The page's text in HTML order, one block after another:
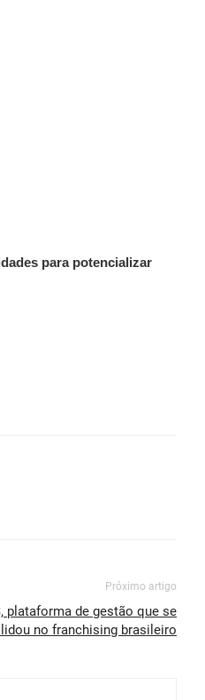
para potencializar
Próximo artigo
plataforma de gestão que se
no franchising brasileiro